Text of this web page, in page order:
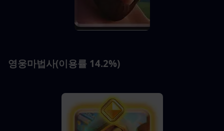
영웅마법사(이용률 14.2%)